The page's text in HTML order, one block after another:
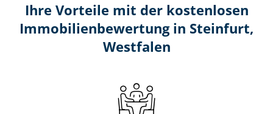
Ihre Vorteile mit der kostenlosen
Im­mo­bi­li­en­be­wer­tung in Steinfurt,
Westfalen